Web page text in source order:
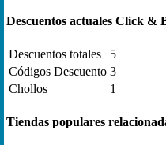
Descuentos actuales Click &
Descuentos totales
5
Códigos Descuento 3
Chollos
1
Tiendas populares